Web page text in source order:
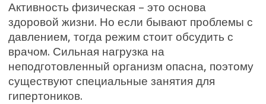
Активность физическая – это основа
здоровой жизни. Но если бывают проблемы с
давлением, тогда режим стоит обсудить с
врачом. Сильная нагрузка на
неподготовленный организм опасна, поэтому
существуют специальные занятия для
гипертоников.